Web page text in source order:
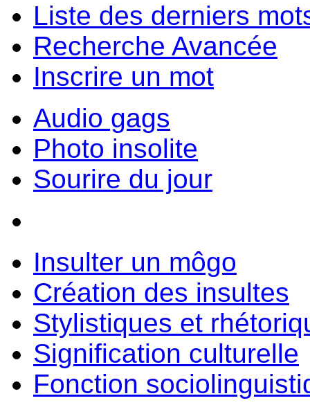
Liste des derniers
Recherche Avancée
Inscrire un mot
Audio gags
Photo insolite
Sourire du jour
Insulter un môgo
Création des insultes
Stylistiques et
Signification culturelle
Fonction